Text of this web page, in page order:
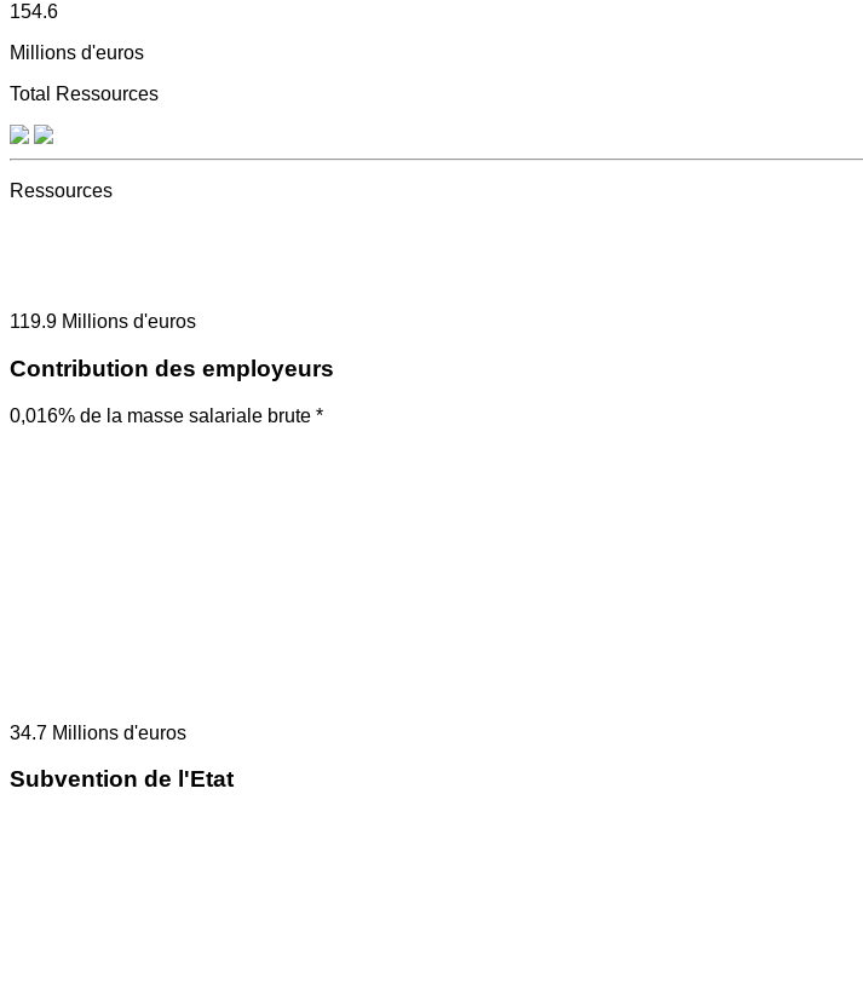
154.6
Millions d'euros
Total Ressources
Ressources
119.9 Millions d'euros
Contribution des employeurs
0,016% de la masse salariale brute *
34.7 Millions d'euros
Subvention de l'Etat